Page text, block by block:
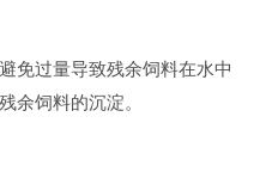
免过量导致残余饲料在水中
余饲料的沉淀。